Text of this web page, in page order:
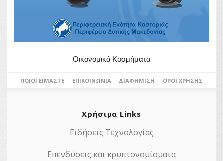
Οικονομικά Κοσμήματα
ΠΟΙΟΙ ΕΊΜΑΣΤΕ ΕΠΙΚΟΙΝΩΝΊΑ ΔΙΑΦΉΜΙΣΗ ΌΡΟΙ ΧΡΉΣΗΣ
Χρήσιμα Links
Ειδήσεις Τεχνολογίας
Επενδύσεις και κρυπτονομίσματα